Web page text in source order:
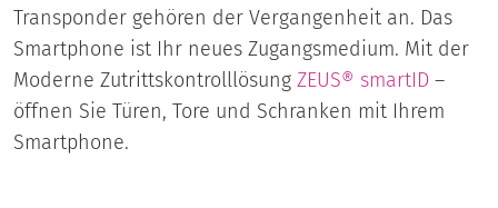
Transponder gehören der Vergangenheit an. Das
Smartphone ist Ihr neues Zugangsmedium. Mit der
Moderne Zutrittskontrolllösung ZEUS® smartID –
öffnen Sie Türen, Tore und Schranken mit Ihrem
Smartphone.